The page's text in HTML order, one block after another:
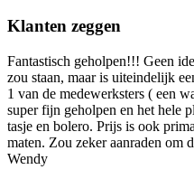
Klanten zeggen
Fantastisch geholpen!!! Geen
zou staan, maar is uiteindelijk
1 van de medewerksters ( een
super fijn geholpen en het hele
tasje en bolero. Prijs is ook
maten. Zou zeker aanraden om
Wendy